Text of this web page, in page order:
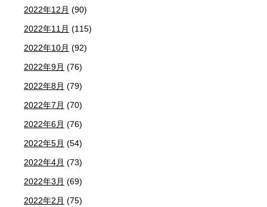
2022年12月 (90)
2022年11月 (115)
2022年10月 (92)
2022年9月 (76)
2022年8月 (79)
2022年7月 (70)
2022年6月 (76)
2022年5月 (54)
2022年4月 (73)
2022年3月 (69)
2022年2月 (75)